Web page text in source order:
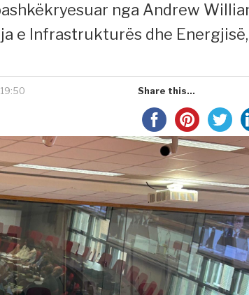
nga Andrew
e Infrastrukturës dhe Energjisë,
Share this...